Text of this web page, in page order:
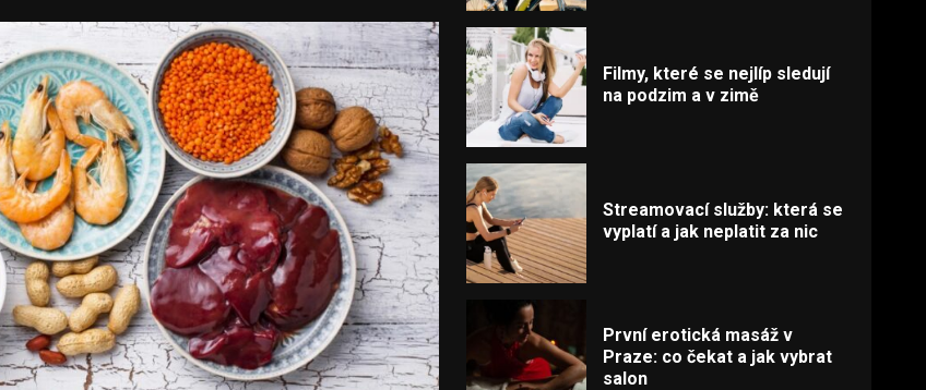
Filmy, které se nejlíp sledují
na podzim a v zimě
Streamovací služby: která se
vyplatí a jak neplatit za nic
První erotická masáž v
Praze: co čekat a jak vybrat
salon